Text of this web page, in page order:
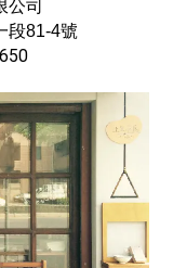
公司
段81-4號